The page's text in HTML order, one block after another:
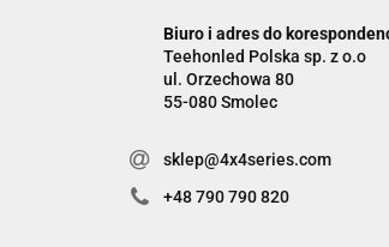
Biuro i adres do
Teehonled Polska sp. z o.o
ul. Orzechowa 80
55-080 Smolec
sklep@4x4series.com
+48 790 790 820